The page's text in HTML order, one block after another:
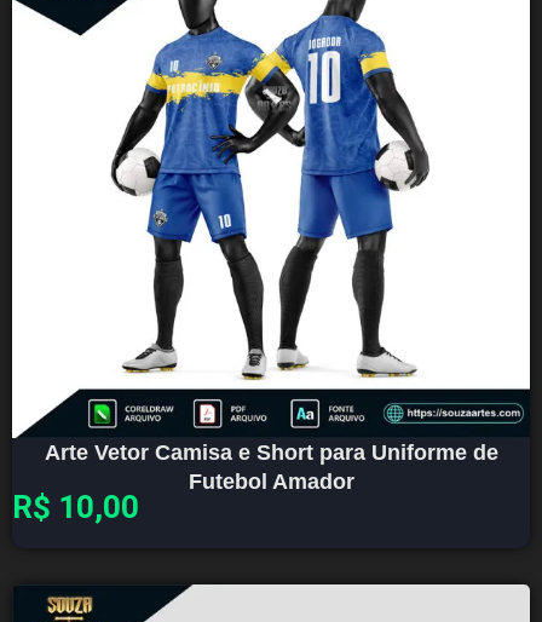
Arte Vetor Camisa e Short para Uniforme de
Futebol Amador
R$ 10,00